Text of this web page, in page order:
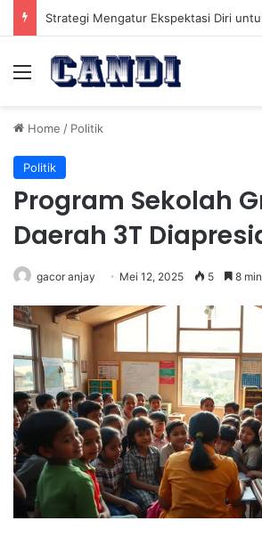
Menu
Home / Politik
Politik
Program Sekolah
Daerah 3T
gacor anjay Mei 12, 2025 5 8